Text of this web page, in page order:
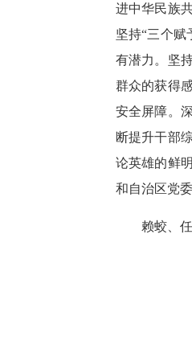
进中华民族
坚持“三个
有潜力。坚
群众的获得
安全屏障。
断提升干部
论英雄的鲜
和自治区党
赖蛟、